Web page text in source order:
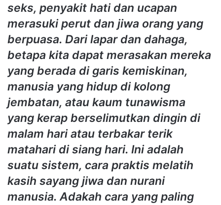
seks, penyakit hati dan ucapan
merasuki perut dan jiwa orang yang
berpuasa. Dari lapar dan dahaga,
betapa kita dapat merasakan mereka
yang berada di garis kemiskinan,
manusia yang hidup di kolong
jembatan, atau kaum tunawisma
yang kerap berselimutkan dingin di
malam hari atau terbakar terik
matahari di siang hari. Ini adalah
suatu sistem, cara praktis melatih
kasih sayang jiwa dan nurani
manusia. Adakah cara yang paling